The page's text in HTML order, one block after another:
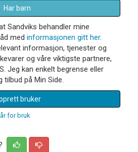
Har barn
Sandviks behandler mine
med informasjonen gitt her.
informasjon, tjenester og
og våre viktigste partnere,
Jeg kan enkelt begrense eller
på Min Side.
bruker
for bruk